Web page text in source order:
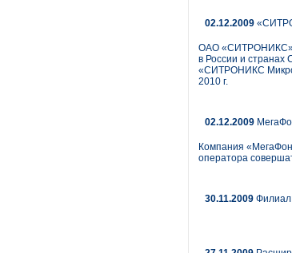
02.12.2009
ОАО «СИТРОНИКС»
в России и
«СИТРОНИКС
2010 г.
02.12.2009
Компания
оператора
30.11.2009